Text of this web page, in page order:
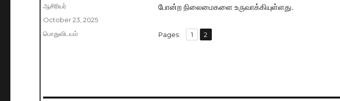
போன்ற நிலைமைகளை உருவாக்கியுள்ளது.
Pages: Page
1 ,
Page
2
Author
ஆசிரியர்
Posted
on
October 23, 2025
Categories
பொதுவிடயம்